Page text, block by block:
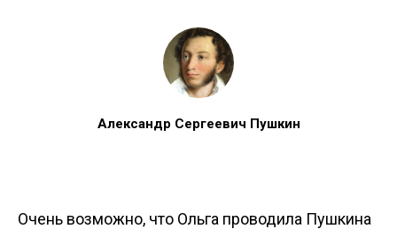
Александр Сергеевич Пушкин
Очень возможно, что Ольга проводила Пушкина